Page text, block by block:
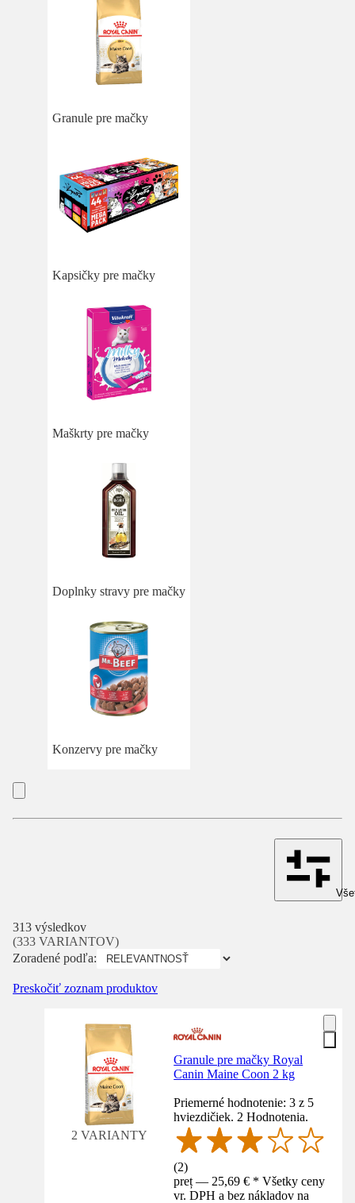
Granule pre mačky
Kapsičky pre mačky
Maškrty pre mačky
Doplnky stravy pre mačky
Konzervy pre mačky
313 výsledkov
(333 VARIANTOV)
Zoradené podľa:
Preskočiť zoznam produktov
2 VARIANTY
Granule pre mačky Royal
Canin Maine Coon 2 kg
Priemerné hodnotenie: 3 z 5
hviezdičiek. 2 Hodnotenia.
(2)
preț — 25,69 € * Všetky ceny
vr. DPH a bez nákladov na